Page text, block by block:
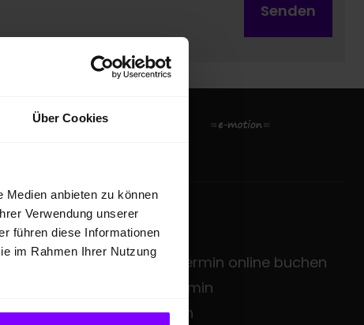
Über Cookies
Medien anbieten zu können
Verwendung unserer
führen diese Informationen
im Rahmen Ihrer Nutzung
Senden
SERVICE
Service-Termin online buchen
Servicetermin
Mietwagen